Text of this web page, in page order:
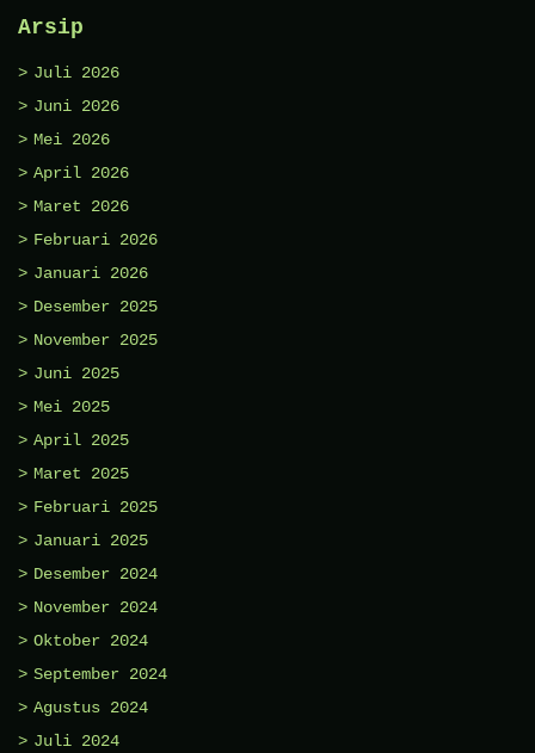
Arsip
Juli 2026
Juni 2026
Mei 2026
April 2026
Maret 2026
Februari 2026
Januari 2026
Desember 2025
November 2025
Juni 2025
Mei 2025
April 2025
Maret 2025
Februari 2025
Januari 2025
Desember 2024
November 2024
Oktober 2024
September 2024
Agustus 2024
Juli 2024